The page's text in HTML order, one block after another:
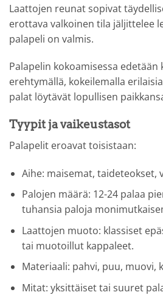
Laattojen reunat sopivat
erottava valkoinen tila jäljittelee
palapeli on valmis.
Palapelin kokoamisessa edetään
erehtymällä, kokeilemalla
palat löytävät lopullisen
Tyypit ja vaikeustasot
Palapelit eroavat toisistaan:
Aihe: maisemat, taideteokset,
Palojen määrä: 12-24 palaa
tuhansia paloja
Laattojen muoto: klassiset
tai muotoillut kappaleet.
Materiaali: pahvi, puu,
Mitat: yksittäiset tai suuret